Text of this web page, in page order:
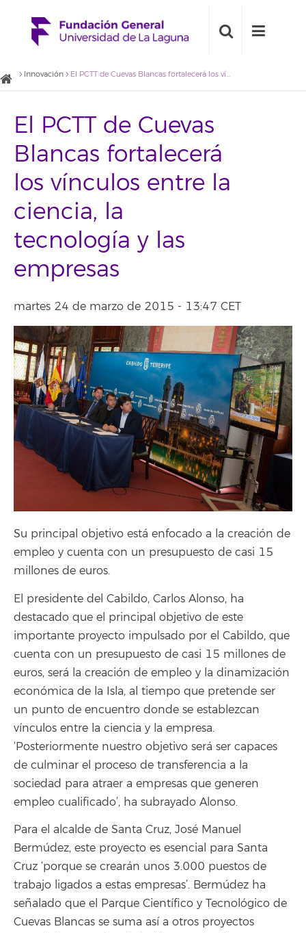
Innovación El PCTT de Cuevas Blancas fortalecerá los vínculos entre la ciencia, la tecnología y las empresas
El PCTT de Cuevas
Blancas fortalecerá
los vínculos entre la
ciencia, la
tecnología y las
empresas
martes 24 de marzo de 2015 - 13:47 CET
Su principal objetivo está enfocado a la creación de
empleo y cuenta con un presupuesto de casi 15
millones de euros.
El presidente del Cabildo, Carlos Alonso, ha
destacado que el principal objetivo de este
importante proyecto impulsado por el Cabildo, que
cuenta con un presupuesto de casi 15 millones de
euros, será la creación de empleo y la dinamización
económica de la Isla, al tiempo que pretende ser
un punto de encuentro donde se establezcan
vínculos entre la ciencia y la empresa.
‘Posteriormente nuestro objetivo será ser capaces
de culminar el proceso de transferencia a la
sociedad para atraer a empresas que generen
empleo cualificado’, ha subrayado Alonso.
Para el alcalde de Santa Cruz, José Manuel
Bermúdez, este proyecto es esencial para Santa
Cruz ‘porque se crearán unos 3.000 puestos de
trabajo ligados a estas empresas’. Bermúdez ha
señalado que el Parque Científico y Tecnológico de
Cuevas Blancas se suma así a otros proyectos